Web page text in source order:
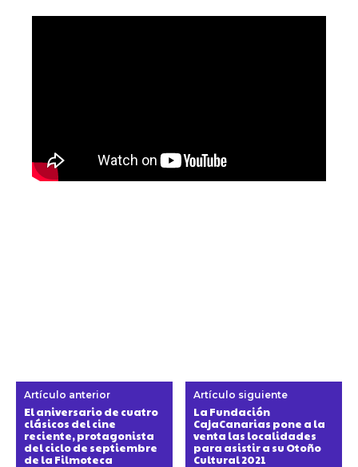
Artículo anterior
El aniversario de cuatro
clásicos del cine
reciente, protagonista
del ciclo de septiembre
de la Filmoteca
Artículo siguiente
La Fundación
CajaCanarias pone a la
venta las localidades
para asistir a su Otoño
Cultural 2021